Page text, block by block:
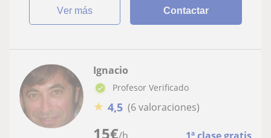
ver más Contactar
15€/h 1ª clase gratis
Ignacio
Profesor Verificado
★ 4,5 (6 valoraciones)